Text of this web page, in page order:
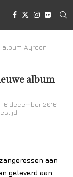
Ayreon
album
6 december 2016
aan
geleverd aan